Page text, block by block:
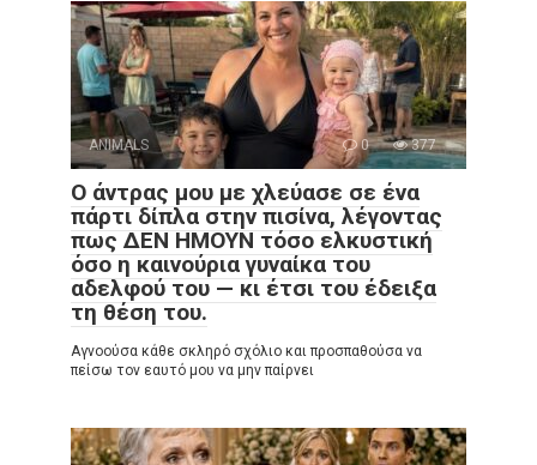
ANIMALS 0 377
Ο άντρας μου με χλεύασε σε ένα
πάρτι δίπλα στην πισίνα, λέγοντας
πως ΔΕΝ ΗΜΟΥΝ τόσο ελκυστική
όσο η καινούρια γυναίκα του
αδελφού του — κι έτσι του έδειξα
τη θέση του.
Αγνοούσα κάθε σκληρό σχόλιο και προσπαθούσα να
πείσω τον εαυτό μου να μην παίρνει